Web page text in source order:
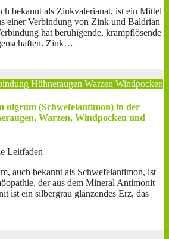
bekannt als Zinkvalerianat, ist ein Mittel
einer Verbindung von Zink und Baldrian
hat beruhigende, krampflösende
Zink…
Hühneraugen Warzen Windpocken
nigrum (Schwefelantimon) in der
Warzen, Windpocken und
Leitfaden
auch bekannt als Schwefelantimon, ist
der aus dem Mineral Antimonit
ist ein silbergrau glänzendes Erz, das